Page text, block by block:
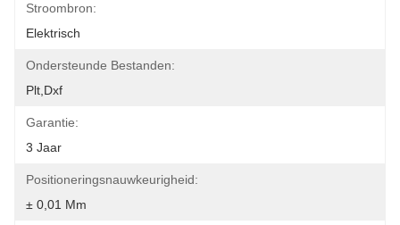
Stroombron:
Elektrisch
Ondersteunde Bestanden:
Plt,Dxf
Garantie:
3 Jaar
Positioneringsnauwkeurigheid:
± 0,01 Mm